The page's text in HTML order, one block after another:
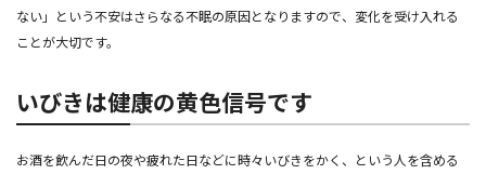
ない」という不安はさらなる不眠の原因となりますので、変化を受け入れる
ことが大切です。
いびきは健康の黄色信号です
お酒を飲んだ日の夜や疲れた日などに時々いびきをかく、という人を含める